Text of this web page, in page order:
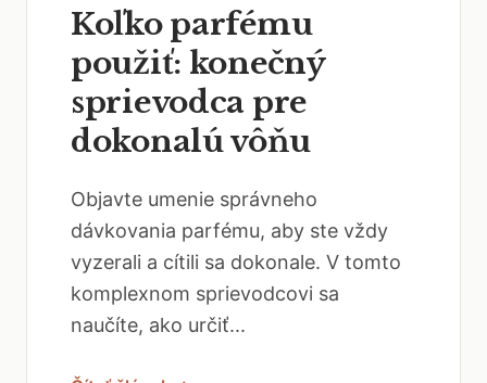
Koľko parfému
použiť: konečný
sprievodca pre
dokonalú vôňu
Objavte umenie správneho
dávkovania parfému, aby ste vždy
vyzerali a cítili sa dokonale. V tomto
komplexnom sprievodcovi sa
naučíte, ako určiť...